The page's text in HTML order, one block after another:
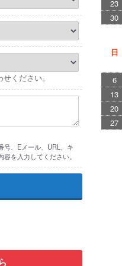
ください。
号、Eメール、URL、キ
を入力してください。
23
30
日
6
13
20
27